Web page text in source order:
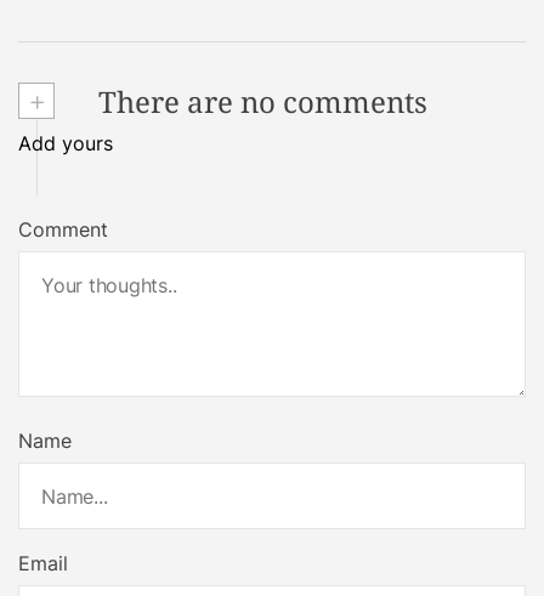
+ There are no comments
Add yours
Comment
Name
Email